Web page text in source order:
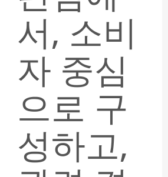
동
서, 소비
자 중심
으로 구
성하고,